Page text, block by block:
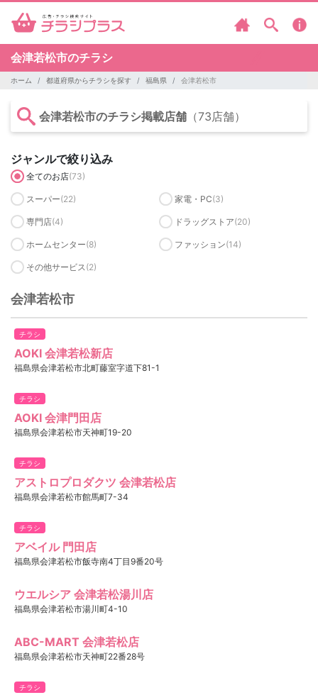
会津若松市のチラシ
ホーム 都道府県からチラシを探す 福島県 会津若松市
会津若松市のチラシ掲載店舗 （73店舗）
ジャンルで絞り込み
全てのお店(73)
スーパー(22) 家電・PC(3)
専門店(4) ドラッグストア(20)
ホームセンター(8) ファッション(14)
その他サービス (2)
会津若松市
チラシ
AOKI 会津若松新店
福島県会津若松市北町藤室字道下81-1
チラシ
AOKI 会津門田店
福島県会津若松市天神町19-20
チラシ
アストロプロダクツ 会津若松店
福島県会津若松市館馬町7-34
チラシ
アベイル 門田店
福島県会津若松市飯寺南4丁目9番20号
ウエルシア 会津若松湯川店
福島県会津若松市湯川町4-10
ABC-MART 会津若松店
福島県会津若松市天神町22番28号
チラシ